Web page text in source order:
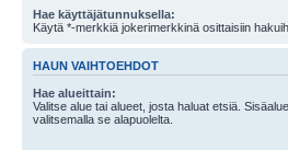
Hae käyttäjätunnuksella:
Käytä *-merkkiä jokerimerkkinä osittaisiin
HAUN VAIHTOEHDOT
Hae alueittain:
Valitse alue tai alueet, josta haluat etsiä.
valitsemalla se alapuolelta.